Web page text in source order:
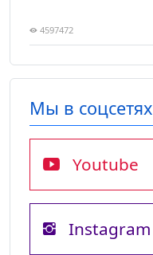
4597472
Мы в соцсетях
Youtube
Instagram